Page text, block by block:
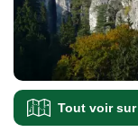
Tout voir